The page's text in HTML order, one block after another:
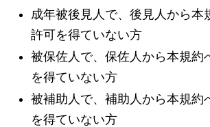
成年被後見人で、後見人から本
許可を得ていない方
被保佐人で、保佐人から本規約
を得ていない方
被補助人で、補助人から本規約
を得ていない方